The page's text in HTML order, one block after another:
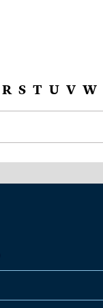
R S T U V W